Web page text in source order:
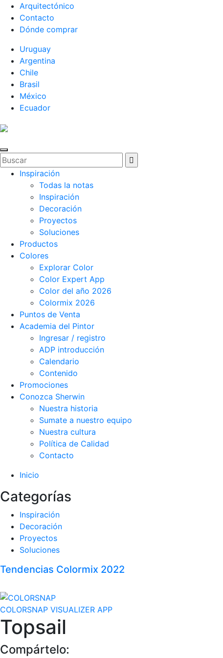
Arquitectónico
Contacto
Dónde comprar
Uruguay
Argentina
Chile
Brasil
México
Ecuador
Inspiración
Todas la notas
Inspiración
Decoración
Proyectos
Soluciones
Productos
Colores
Explorar Color
Color Expert App
Color del año 2026
Colormix 2026
Puntos de Venta
Academia del Pintor
Ingresar / registro
ADP introducción
Calendario
Contenido
Promociones
Conozca Sherwin
Nuestra historia
Sumate a nuestro equipo
Nuestra cultura
Política de Calidad
Contacto
Inicio
Categorías
Inspiración
Decoración
Proyectos
Soluciones
Tendencias Colormix 2022
COLORSNAP VISUALIZER APP
Topsail
Compártelo: